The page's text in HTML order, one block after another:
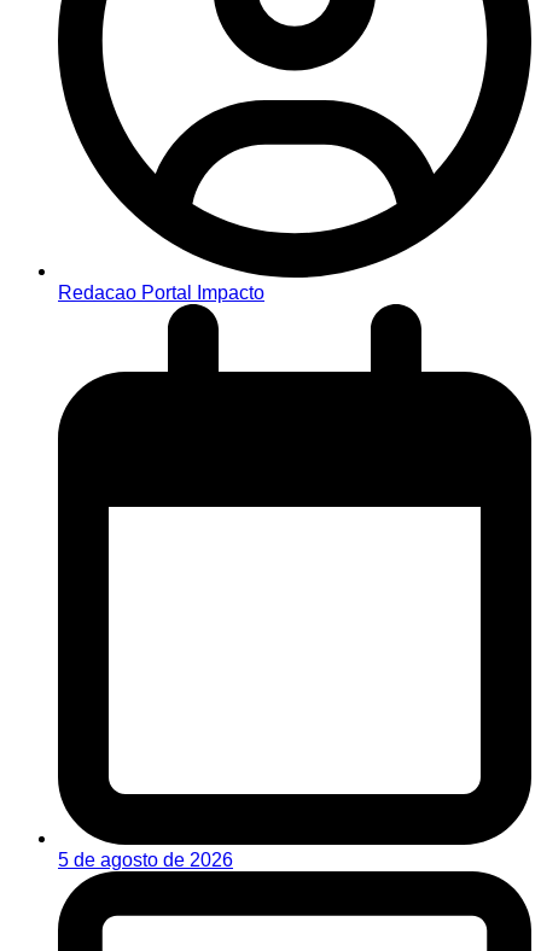
Redacao Portal Impacto
5 de agosto de 2026